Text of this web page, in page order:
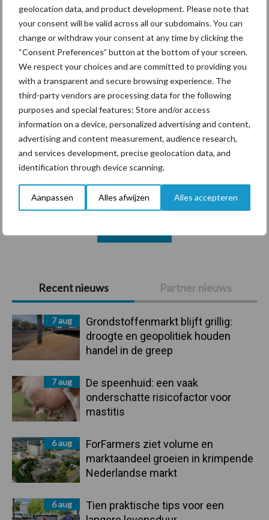
geolocation data, and product development. Please note that
your consent will be valid across all our subdomains. You can
change or withdraw your consent at any time by clicking the
“Consent Preferences” button at the bottom of your screen.
We respect your choices and are committed to providing you
with a transparent and secure browsing experience. The
third-party vendors are processing data for the following
purposes and special features: Store and/or access
information on a device, personalized advertising and content,
advertising and content measurement, audience research,
and services development, precise geolocation data, and
identification through device scanning.
Aanpassen Alles afwijzen Alles accepteren
Primaire
Sidebar
Recent nieuws Partner nieuws
7 aug
Grondstoffenmarkt blijft grillig:
droogte en geopolitiek houden
handel in de greep
7 aug
De speenhuid: een vaak
onderschatte risicofactor voor
mastitis
6 aug
ForFarmers ziet volume en
marktaandeel groeien in krimpende
Nederlandse markt
6 aug
Tien praktische tips voor een
Themapagina's
Diergezondheid Bemesting Fokkerij
Bedrijfsnieuws
Ligbox &
Voerhekken